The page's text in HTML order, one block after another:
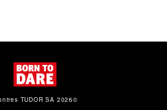
©2026 Montres TUDOR SA